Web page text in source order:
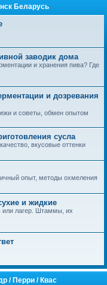
Беларусь
заводик дома
и хранения пива? Где
и дозревания
и советы, обмен опытом
сусла
вкусовые оттенки
опыт, методы охмеления
и жидкие
или лагер. Штаммы, их
/ Перри / Квас